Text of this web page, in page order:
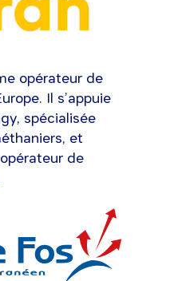
opérateur de
Il s’appuie
spécialisée
et
de